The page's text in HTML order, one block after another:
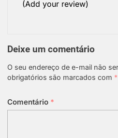
(Add your review)
Deixe um comentário
O seu endereço de e-mail não
obrigatórios são marcados com *
Comentário *